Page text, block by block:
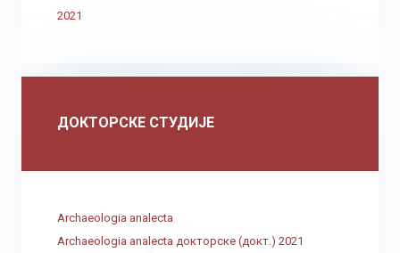
2021
ДОКТОРСКЕ СТУДИЈЕ
Archaeologia analecta
Archaeologia analecta докторске (докт.) 2021